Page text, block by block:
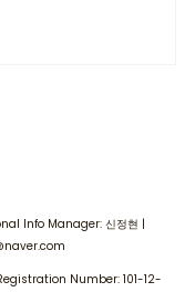
Info Manager: 신정현 |
Number: 101-12-